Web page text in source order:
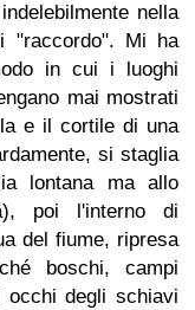
nella
"raccordo". Mi ha
in cui i luoghi
mai mostrati
e il cortile di una
si staglia
lontana ma allo
poi l'interno di
del fiume, ripresa
boschi, campi
degli schiavi